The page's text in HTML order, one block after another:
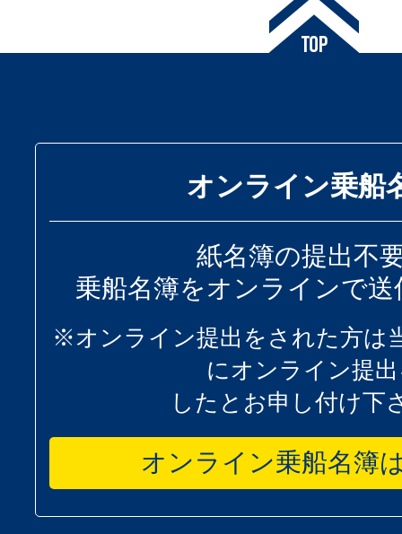
オンライン乗船
紙名簿の提出不
乗船名簿をオンラインで
※オンライン提出をされた方は
にオンライン提
したとお申し付け下
オンライン乗船名簿